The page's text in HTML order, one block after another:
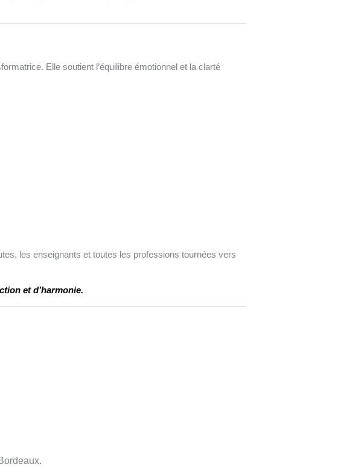
Elle soutient l’équilibre émotionnel et la clarté
les enseignants et toutes les professions tournées vers
et d’harmonie.